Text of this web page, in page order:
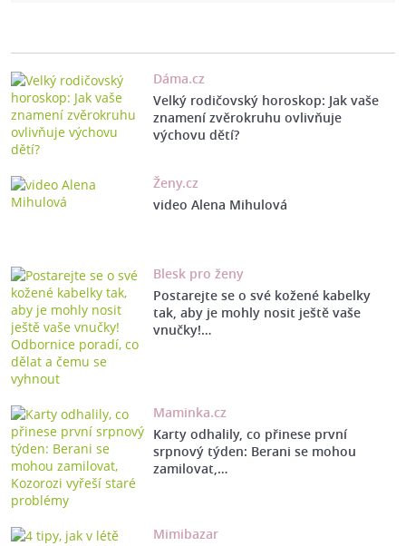
Dáma.cz
Velký rodičovský horoskop: Jak vaše
znamení zvěrokruhu ovlivňuje
výchovu dětí?
Ženy.cz
video Alena Mihulová
Blesk pro ženy
Postarejte se o své kožené kabelky
tak, aby je mohly nosit ještě vaše
vnučky!…
Maminka.cz
Karty odhalily, co přinese první
srpnový týden: Berani se mohou
zamilovat,…
Mimibazar